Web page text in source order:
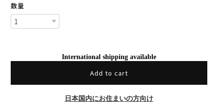
数量
International shipping available
Add to cart
日本国内にお住まいの方向け